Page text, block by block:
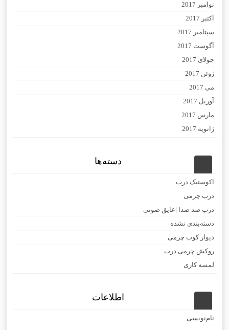
نوامبر 2017
اکتبر 2017
سپتامبر 2017
آگوست 2017
جولای 2017
ژوئن 2017
می 2017
آوریل 2017
مارس 2017
ژانویه 2017
دسته‌ها
اکوستیک درب
درب چرمی
درب ضد صدا |عایق صوتی
دسته‌بندی نشده
دیوار کوب چرمی
روکش چرمی درب
لمسه کاری
اطلاعات
نام‌نویسی